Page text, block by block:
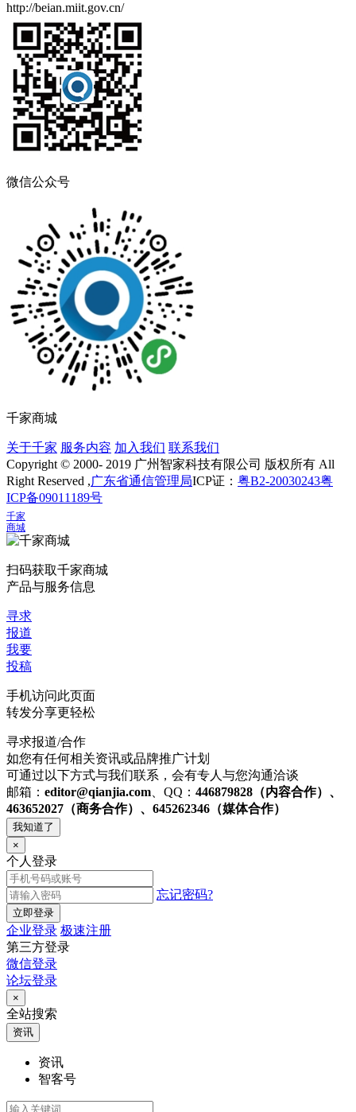
http://beian.miit.gov.cn/
微信公众号
千家商城
关于千家 服务内容 加入我们 联系我们
Copyright © 2000- 2019 广州智家科技有限公司 版权所有 All
Right Reserved ,广东省通信管理局ICP证： 粤B2-20030243粤
ICP备09011189号
千家
商城
扫码获取千家商城
产品与服务信息
寻求
报道
我要
投稿
手机访问此页面
转发分享更轻松
寻求报道/合作
如您有任何相关资讯或品牌推广计划
可通过以下方式与我们联系，会有专人与您沟通洽谈
邮箱： editor@qianjia.com 、QQ： 446879828（内容合作）、
463652027（商务合作）、645262346（媒体合作）
我知道了
×
个人登录
忘记密码?
立即登录
企业登录 极速注册
第三方登录
微信登录
论坛登录
×
全站搜索
资讯
资讯
智客号